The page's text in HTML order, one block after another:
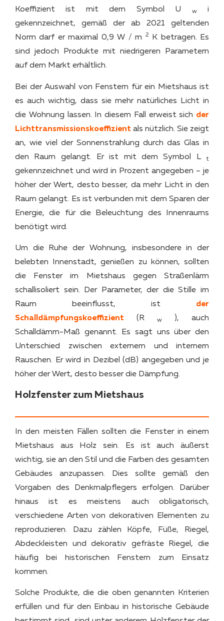
Koeffizient ist mit dem Symbol U
wi
gekennzeichnet, gemäß der ab 2021 geltenden
Norm darf er maximal 0,9 W / m
2
K betragen. Es
sind jedoch Produkte mit niedrigeren Parametern
auf dem Markt erhältlich.
Bei der Auswahl von Fenstern für ein Mietshaus ist
es auch wichtig, dass sie mehr natürliches Licht in
die Wohnung lassen. In diesem Fall erweist sich der
Lichttransmissionskoeffizient als nützlich. Sie zeigt
an, wie viel der Sonnenstrahlung durch das Glas in
den Raum gelangt. Er ist mit dem Symbol L
t
gekennzeichnet und wird in Prozent angegeben – je
höher der Wert, desto besser, da mehr Licht in den
Raum gelangt. Es ist verbunden mit dem Sparen der
Energie, die für die Beleuchtung des Innenraums
benötigt wird.
Um die Ruhe der Wohnung, insbesondere in der
belebten Innenstadt, genießen zu können, sollten
die Fenster im Mietshaus gegen Straßenlärm
schallisoliert sein. Der Parameter, der die Stille im
Raum beeinflusst, ist der
Schalldämpfungskoeffizient (R w
), auch
Schalldämm-Maß genannt. Es sagt uns über den
Unterschied zwischen externem und internem
Rauschen. Er wird in Dezibel (dB) angegeben und je
höher der Wert, desto besser die Dämpfung.
Holzfenster zum Mietshaus
In den meisten Fällen sollten die Fenster in einem
Mietshaus aus Holz sein. Es ist auch äußerst
wichtig, sie an den Stil und die Farben des gesamten
Gebäudes anzupassen. Dies sollte gemäß den
Vorgaben des Denkmalpflegers erfolgen. Darüber
hinaus ist es meistens auch obligatorisch,
verschiedene Arten von dekorativen Elementen zu
reproduzieren. Dazu zählen Köpfe, Füße, Riegel,
Abdeckleisten und dekorativ gefräste Riegel, die
häufig bei historischen Fenstern zum Einsatz
kommen.
Solche Produkte, die die oben genannten Kriterien
erfüllen und für den Einbau in historische Gebäude